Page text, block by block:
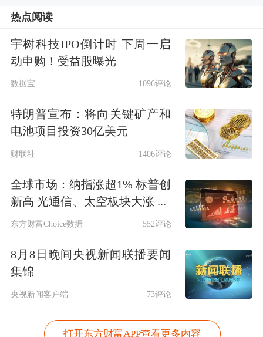
热点阅读
宇树科技IPO倒计时 下周一启
动申购！受益股曝光
数据宝 1096评论
特朗普宣布：将向关键矿产和
电池项目投资30亿美元
财联社 1406评论
全球市场：纳指涨超1% 标普创
新高 光通信、太空板块大涨 ...
东方财富Choice数据 552评论
8月8日晚间央视新闻联播要闻
集锦
央视新闻客户端 73评论
打开东方财富APP查看更多内容